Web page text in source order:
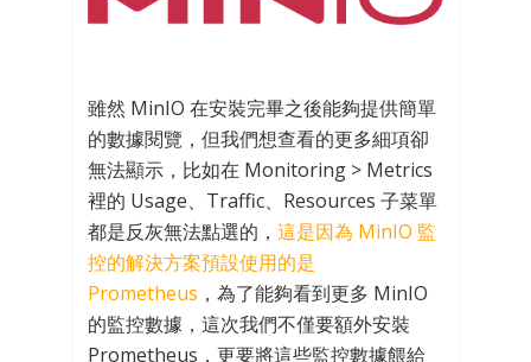
雖然 MinIO 在安裝完畢之後能夠提供簡單
的數據閱覽，但我們想查看的更多細項卻
無法顯示，比如在 Monitoring > Metrics
裡的 Usage、Traffic、Resources 子菜單
都是反灰無法點選的， 這是因為 MinIO 監
控的解決方案預設使用的是
Prometheus ，為了能夠看到更多 MinIO
的監控數據，這次我們不僅要額外安裝
Prometheus，更要將這些監控數據餵給